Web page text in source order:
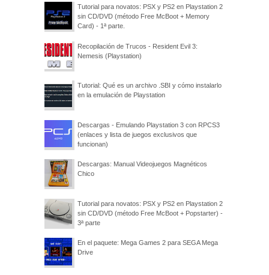
Tutorial para novatos: PSX y PS2 en Playstation 2
sin CD/DVD (método Free McBoot + Memory
Card) - 1ª parte.
Recopilación de Trucos - Resident Evil 3:
Nemesis (Playstation)
Tutorial: Qué es un archivo .SBI y cómo instalarlo
en la emulación de Playstation
Descargas - Emulando Playstation 3 con RPCS3
(enlaces y lista de juegos exclusivos que
funcionan)
Descargas: Manual Videojuegos Magnéticos
Chico
Tutorial para novatos: PSX y PS2 en Playstation 2
sin CD/DVD (método Free McBoot + Popstarter) -
3ª parte
En el paquete: Mega Games 2 para SEGA Mega
Drive